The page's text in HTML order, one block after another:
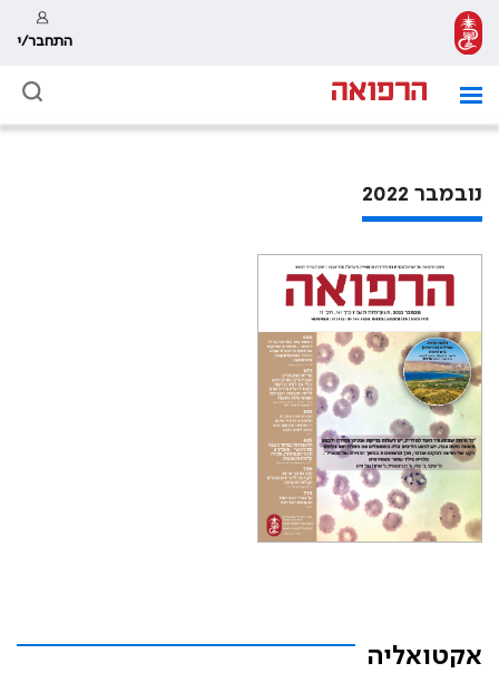
התחבר/י
נובמבר 2022
אקטואליה